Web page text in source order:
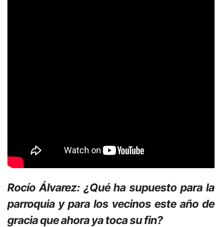
Rocío Álvarez: ¿Qué ha supuesto para la
parroquia y para los vecinos este año de
gracia que ahora ya toca su fin?